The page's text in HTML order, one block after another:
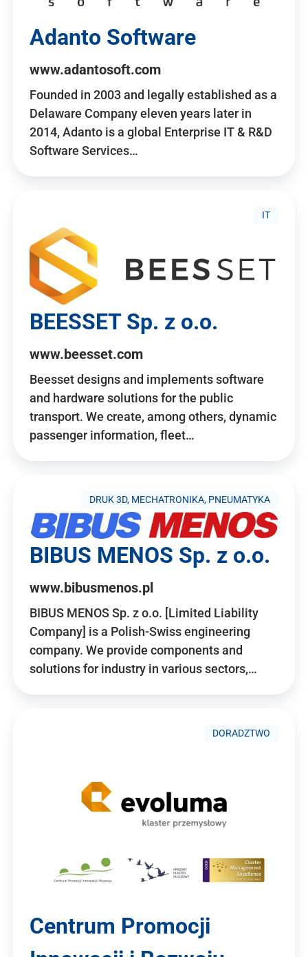
Adanto Software
www.adantosoft.com
Founded in 2003 and legally established as a
Delaware Company eleven years later in
2014, Adanto is a global Enterprise IT & R&D
Software Services…
IT
BEESSET Sp. z o.o.
www.beesset.com
Beesset designs and implements software
and hardware solutions for the public
transport. We create, among others, dynamic
passenger information, fleet…
DRUK 3D, MECHATRONIKA, PNEUMATYKA
BIBUS MENOS Sp. z o.o.
www.bibusmenos.pl
BIBUS MENOS Sp. z o.o. [Limited Liability
Company] is a Polish-Swiss engineering
company. We provide components and
solutions for industry in various sectors,…
DORADZTWO
Centrum Promocji